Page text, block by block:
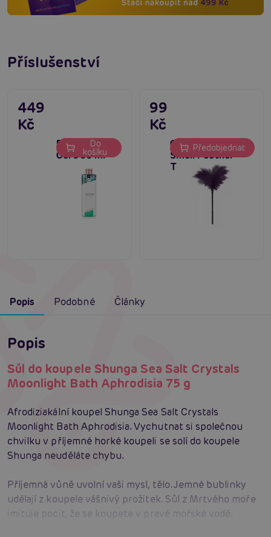
Příslušenství
ExotiQ Nuru
Gel 500 ml
449
Kč
Do
košíku
Guilty Pleasure
Small Feather
Tickler Purple
99
Kč
Předobjednat
Popis Podobné Články
Popis
Sůl do koupele Shunga Sea Salt Crystals
Moonlight Bath Aphrodisia 75 g
Afrodiziakální koupel Shunga Sea Salt Crystals
Moonlight Bath Aphrodisia. Vychutnat si společnou
chvilku v příjemné horké koupeli se solí do koupele
Shunga neuděláte chybu.
Příjemná vůně uvolní vaši mysl, tělo. Jemné bublinky
udělají z koupele vášnivý prožitek. Sůl z Mrtvého moře
imituje pocit, že se koupete v pravé mořské vodě.